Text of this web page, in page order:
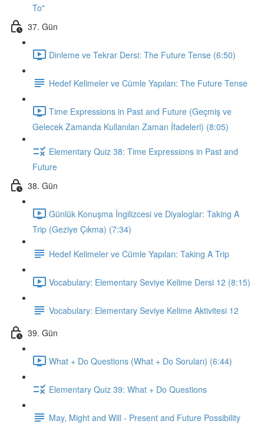
To"
37. Gün
Dinleme ve Tekrar Dersi: The Future Tense (6:50)
Hedef Kelimeler ve Cümle Yapıları: The Future Tense
Time Expressions in Past and Future (Geçmiş ve
Gelecek Zamanda Kullanılan Zaman İfadeleri) (8:05)
Elementary Quiz 38: Time Expressions in Past and
Future
38. Gün
Günlük Konuşma İngilizcesi ve Diyaloglar: Taking A
Trip (Geziye Çıkma) (7:34)
Hedef Kelimeler ve Cümle Yapıları: Taking A Trip
Vocabulary: Elementary Seviye Kelime Dersi 12 (8:15)
Vocabulary: Elementary Seviye Kelime Aktivitesi 12
39. Gün
What + Do Questions (What + Do Soruları) (6:44)
Elementary Quiz 39: What + Do Questions
May, Might and Will - Present and Future Possibility